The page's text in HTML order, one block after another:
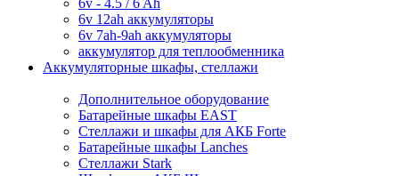
6v - 4.5 / 6 Ah
6v 12ah аккумуляторы
6v 7ah-9ah аккумуляторы
аккумулятор для теплообменника
Аккумуляторные шкафы, стеллажи
Дополнительное оборудование
Батарейные шкафы EAST
Стеллажи и шкафы для АКБ Forte
Батарейные шкафы Lanches
Стеллажи Stark